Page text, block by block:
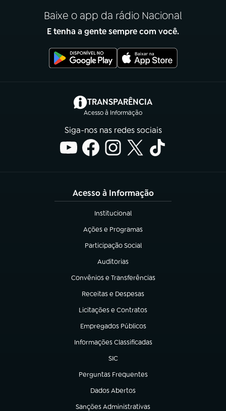
Baixe o app da rádio Nacional
E tenha a gente sempre com você.
TRANSPARÊNCIA
Acesso à Informação
(abre em nova aba)
Siga-nos nas redes sociais
Acesso à Informação
Institucional
(abre em nova aba)
Ações e Programas
(abre em nova aba)
Participação Social
(abre em nova aba)
Auditorias
(abre em nova aba)
Convênios e Transferências
(abre em nova aba)
Receitas e Despesas
(abre em nova aba)
Licitações e Contratos
(abre em nova aba)
Empregados Públicos
(abre em nova aba)
Informações Classificadas
(abre em nova aba)
SIC
(abre em nova aba)
Perguntas Frequentes
(abre em nova aba)
Dados Abertos
(abre em nova aba)
Sanções Administrativas